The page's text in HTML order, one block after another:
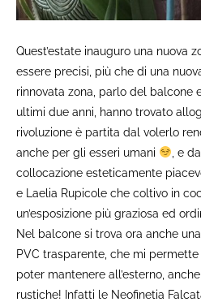
Quest’estate inauguro una nuova
essere precisi, più che di una
rinnovata zona, parlo del balcone
ultimi due anni, hanno trovato
rivoluzione è partita dal volerlo
anche per gli esseri umani
, e
collocazione esteticamente
e Laelia Rupicole che coltivo in
un’esposizione più graziosa ed
Nel balcone si trova ora anche
PVC trasparente, che mi
poter mantenere all’esterno,
rustiche! Infatti le Neofinetia